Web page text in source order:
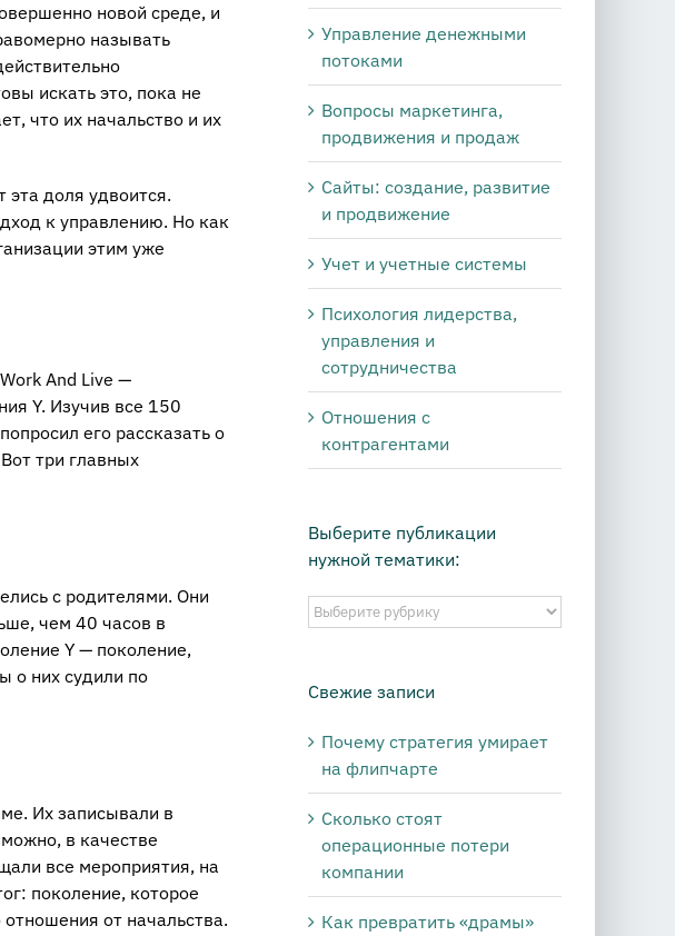
новой среде, и
называть
искать это, пока не
что их начальство и их
доля удвоится.
к управлению. Но как
этим уже
And Live —
Y. Изучив все 150
его рассказать о
три главных
с родителями. Они
чем 40 часов в
Y — поколение,
о них судили по
Их записывали в
в качестве
все мероприятия, на
поколение, которое
от начальства.
Управление денежными
потоками
Вопросы маркетинга,
продвижения и продаж
Сайты: создание, развитие
и продвижение
Учет и учетные системы
Психология лидерства,
управления и
сотрудничества
Отношения с
контрагентами
Выберите публикации
нужной тематики:
Выберите
публикации
тематики:
Свежие записи
Почему стратегия умирает
на флипчарте
Сколько стоят
операционные потери
компании
Как превратить «драмы»